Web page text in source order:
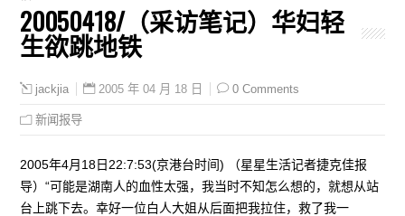
20050418/（采访笔记）华妇轻
生欲跳地铁
jackjia 2005 年 04 月 18 日 0 Comments
新闻报导
2005年4月18日22:7:53(京港台时间) （星星生活记者捷克佳报
导）“可能是湖南人的血性太强，我当时不知怎么想的，就想从站
台上跳下去。幸好一位白人大姐从后面把我拉住，救了我一